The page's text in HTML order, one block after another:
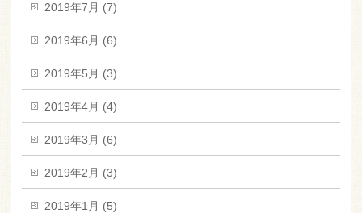
2019年7月 (7)
2019年6月 (6)
2019年5月 (3)
2019年4月 (4)
2019年3月 (6)
2019年2月 (3)
2019年1月 (5)